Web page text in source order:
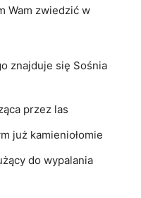
Wam zwiedzić w
znajduje się Sośnia
przez las
już kamieniołomie
do wypalania